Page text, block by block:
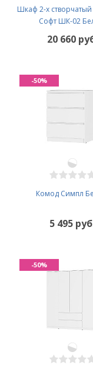
Шкаф 2-х
Софт ШК-02
20 660
Комод Симпл
5 495
-50%
-50%